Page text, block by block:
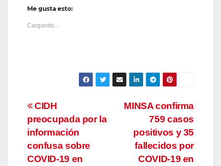
Me gusta esto:
Cargando...
Navegación
de
entradas
MINSA confirma
759 casos
positivos y 35
fallecidos por
COVID-19 en
CIDH
preocupada por la
información
confusa sobre
COVID-19 en